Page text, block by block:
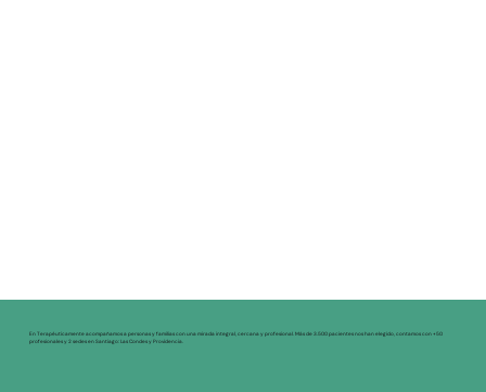
En Terapéuticamente acompañamos a personas y familias con una mirada integral, cercana y profesional. Más de 3.500 pacientes nos han elegido, contamos con +50
profesionales y 2 sedes en Santiago: Las Condes y Providencia.